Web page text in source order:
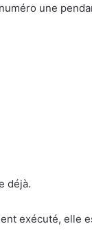
une
déjà.
exécuté,